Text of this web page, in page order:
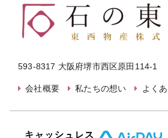
593-8317 大阪府堺市西区原田114-1
会社概要 私たちの想い よく